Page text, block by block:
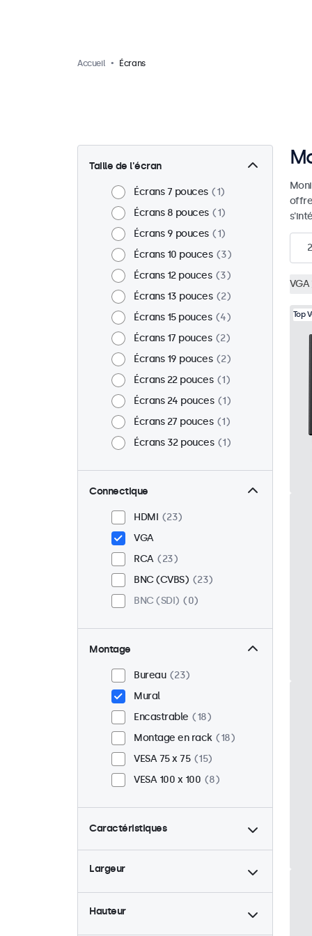
Accueil Écrans
Taille de l'écran
Écrans 7 pouces
1
Écrans 8 pouces
1
Écrans 9 pouces
1
Écrans 10 pouces
3
Écrans 12 pouces
3
Écrans 13 pouces
2
Écrans 15 pouces
4
Écrans 17 pouces
2
Écrans 19 pouces
2
Écrans 22 pouces
1
Écrans 24 pouces
1
Écrans 27 pouces
1
Écrans 32 pouces
1
Connectique
HDMI
23
VGA
RCA
23
BNC (CVBS)
23
BNC (SDI)
0
Montage
Bureau
23
Mural
Encastrable
18
Montage en rack
18
VESA 75 x 75
15
VESA 100 x 100
8
Caractéristiques
4:3 / 5:4
6
Rétro-éclairage ajustable
Largeur
Hauteur
VGA
Top